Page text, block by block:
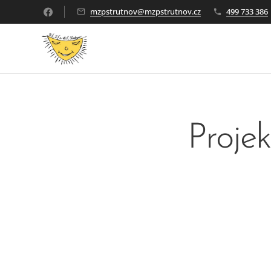
mzpstrutnov@mzpstrutnov.cz 499 733 386